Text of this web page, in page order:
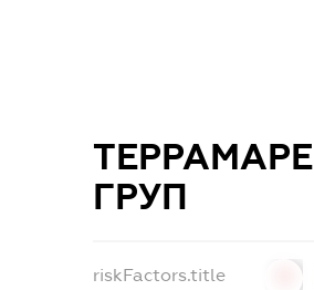
ТЕРРАМАРЕ
ГРУП
riskFactors.title